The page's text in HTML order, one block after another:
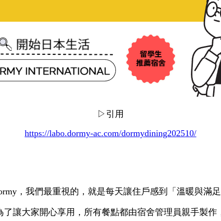
▷引用
https://labo.dormy-ac.com/dormydining202510/
，我們最重視的，就是每天讓住戶感到「溫暖與滿足
了讓大家開心享用，所有餐點都由宿舍管理員親手製作